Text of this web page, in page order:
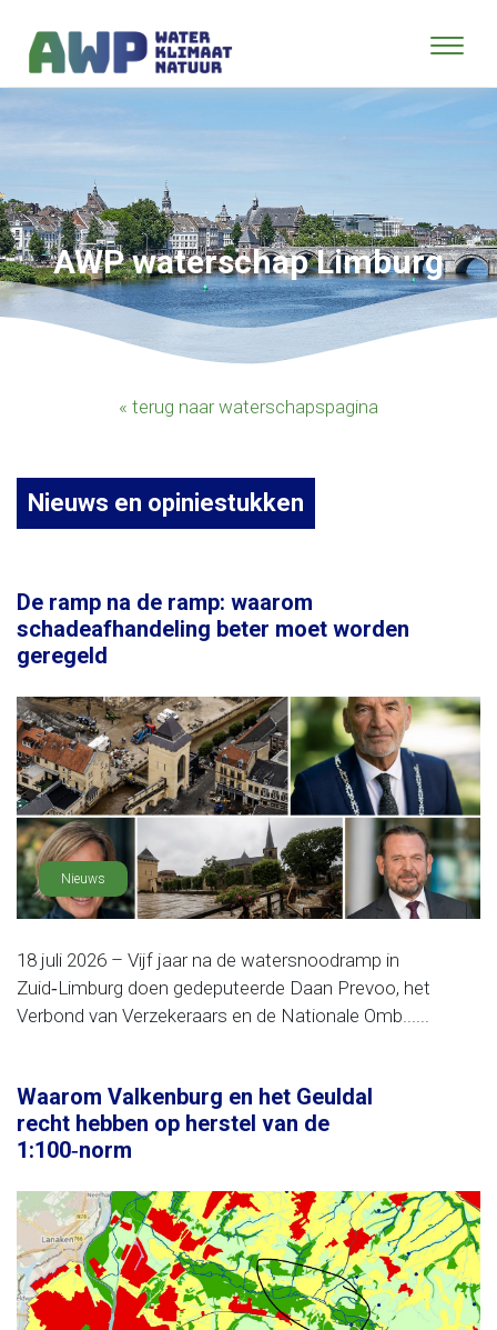
AWP waterschap Limburg
« terug naar waterschapspagina
Nieuws en opiniestukken
De ramp na de ramp: waarom
schadeafhandeling beter moet worden
geregeld
Nieuws
18 juli 2026 – Vijf jaar na de watersnoodramp in
Zuid‑Limburg doen gedeputeerde Daan Prevoo, het
Verbond van Verzekeraars en de Nationale Omb......
Waarom Valkenburg en het Geuldal
recht hebben op herstel van de
1:100‑norm